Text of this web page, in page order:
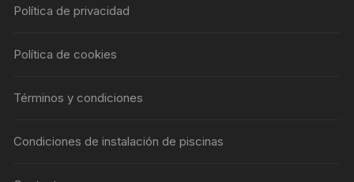
Política de privacidad
Política de cookies
Términos y condiciones
Condiciones de instalación de piscinas